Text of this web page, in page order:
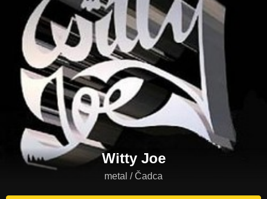
Witty Joe
metal / Čadca